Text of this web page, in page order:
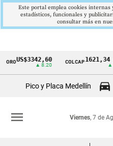
Cintillo
Colombia
US$3342,60
▲ 8.20
COLCAP1621,34
▲
Pico y Placa Medellín
Viernes, 7 de
menu
Este portal emplea cookies internas
estadísticos, funcionales y
consultar más en